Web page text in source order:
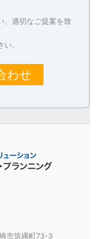
、適切なご提案を致
。
わせ
市筑縄町73-3